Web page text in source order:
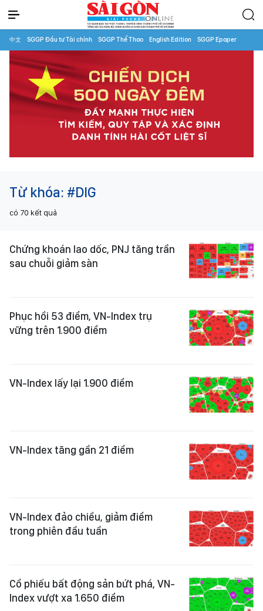
中文 SGGP Đầu tư Tài chính SGGP Thể Thao English Edition SGGP Epaper
Từ khóa: #DIG
có 70 kết quả
Chứng khoán lao dốc, PNJ tăng trần
sau chuỗi giảm sàn
Phục hồi 53 điểm, VN-Index trụ
vững trên 1.900 điểm
VN-Index lấy lại 1.900 điểm
VN-Index tăng gần 21 điểm
VN-Index đảo chiều, giảm điểm
trong phiên đầu tuần
Cổ phiếu bất động sản bứt phá, VN-
Index vượt xa 1.650 điểm